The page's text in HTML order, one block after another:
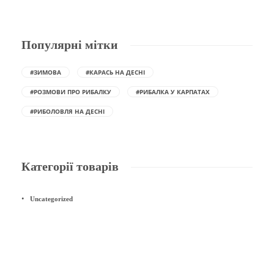
Популярні мітки
#ЗИМОВА #КАРАСЬ НА ДЕСНІ
#РОЗМОВИ ПРО РИБАЛКУ #РИБАЛКА У КАРПАТАХ
#РИБОЛОВЛЯ НА ДЕСНІ
Категорії товарів
Uncategorized